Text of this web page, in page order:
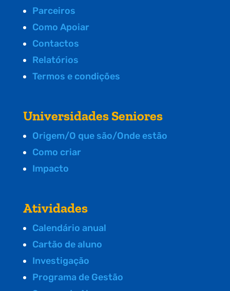
Parceiros
Como Apoiar
Contactos
Relatórios
Termos e condições
Universidades Seniores
Origem/O que são/Onde estão
Como criar
Impacto
Atividades
Calendário anual
Cartão de aluno
Investigação
Programa de Gestão